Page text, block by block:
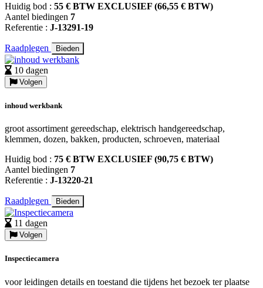
Huidig bod : 55 € BTW EXCLUSIEF (66,55 € BTW)
Aantel biedingen 7
Referentie : J-13291-19
Raadplegen Bieden
10 dagen
Volgen
inhoud werkbank
groot assortiment gereedschap, elektrisch handgereedschap,
klemmen, dozen, bakken, producten, schroeven, materiaal
Huidig bod : 75 € BTW EXCLUSIEF (90,75 € BTW)
Aantel biedingen 7
Referentie : J-13220-21
Raadplegen Bieden
11 dagen
Volgen
Inspectiecamera
voor leidingen details en toestand die tijdens het bezoek ter plaatse